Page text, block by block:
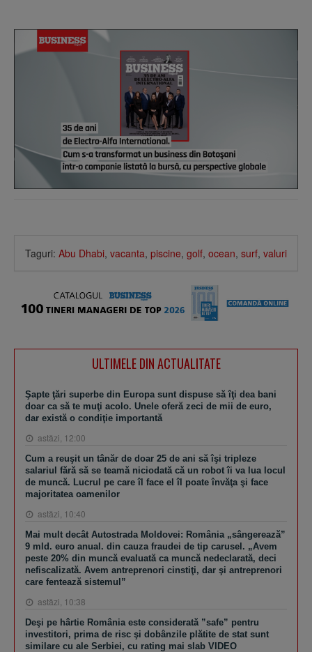
Taguri: Abu Dhabi, vacanta, piscine, golf, ocean, surf, valuri
ULTIMELE DIN ACTUALITATE
Şapte ţări superbe din Europa sunt dispuse să îţi dea bani
doar ca să te muţi acolo. Unele oferă zeci de mii de euro,
dar există o condiţie importantă
astăzi, 12:00
Cum a reuşit un tânăr de doar 25 de ani să îşi tripleze
salariul fără să se teamă niciodată că un robot îi va lua locul
de muncă. Lucrul pe care îl face el îl poate învăţa şi face
majoritatea oamenilor
astăzi, 10:40
Mai mult decât Autostrada Moldovei: România „sângerează”
9 mld. euro anual. din cauza fraudei de tip carusel. „Avem
peste 20% din muncă evaluată ca muncă nedeclarată, deci
nefiscalizată. Avem antreprenori cinstiţi, dar şi antreprenori
care fentează sistemul”
astăzi, 10:38
Deşi pe hârtie România este considerată ”safe” pentru
investitori, prima de risc şi dobânzile plătite de stat sunt
similare cu ale Serbiei, cu rating mai slab VIDEO